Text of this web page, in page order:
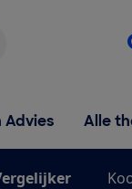
Advies Alle